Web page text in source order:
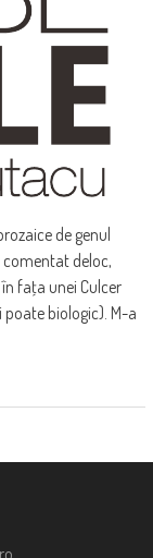
de genul
deloc,
faţa unei Culcer
biologic). M-a